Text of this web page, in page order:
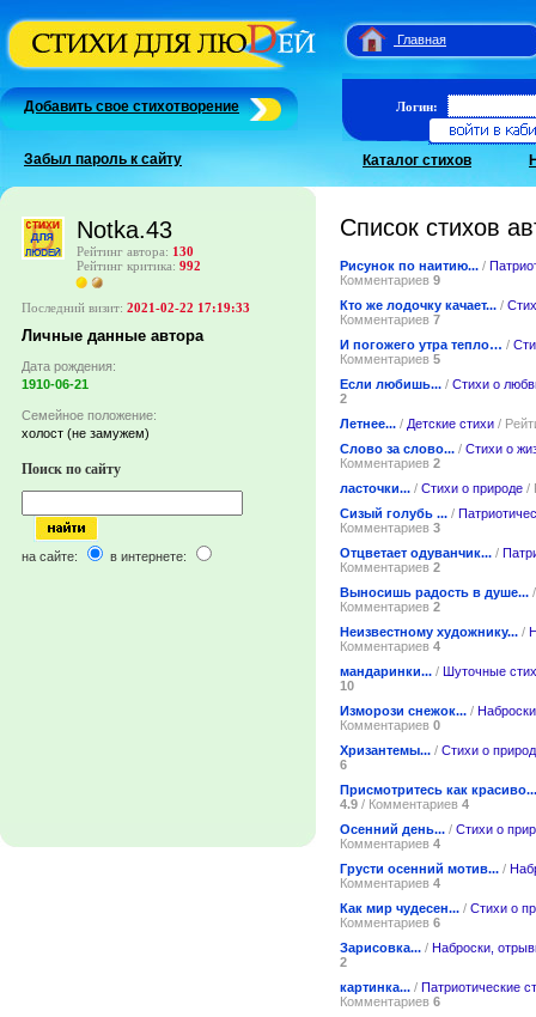
Главная
Добавить свое стихотворение
Забыл пароль к сайту
Логин:
Каталог стихов
Notka.43
Рейтинг автора: 130
Рейтинг критика: 992
Последний визит: 2021-02-22 17:19:33
Личные данные автора
Дата рождения:
1910-06-21
Семейное положение:
холост (не замужем)
Поиск по сайту
на сайте: в интернете:
Список стихов
Рисунок по наитию... /
Комментариев 9
Кто же лодочку качает... /
Комментариев 7
И погожего утра тепло… /
Комментариев 5
Если любишь... / Стихи о
2
Летнее... / Детские стихи /
Слово за слово... / Стихи о
Комментариев 2
ласточки... / Стихи о природе /
Сизый голубь ... /
Комментариев 3
Отцветает одуванчик... /
Комментариев 2
Выносишь радость в душе...
Комментариев 2
Неизвестному художнику... /
Комментариев 4
мандаринки... / Шуточные
10
Изморози снежок... /
Комментариев 0
Хризантемы... / Стихи о
6
Присмотритесь как
4.9 / Комментариев 4
Осенний день... / Стихи о
Комментариев 4
Грусти осенний мотив... /
Комментариев 4
Как мир чудесен... / Стихи о
Комментариев 6
Зарисовка... / Наброски,
2
картинка... / Патриотические
Комментариев 6